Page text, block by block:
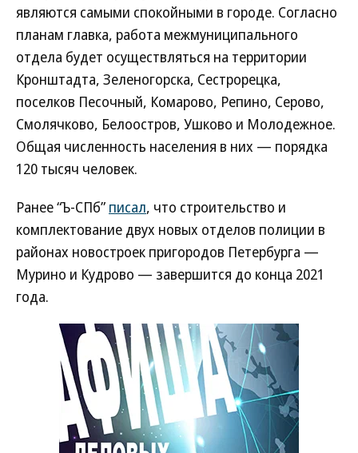
являются самыми спокойными в городе. Согласно
планам главка, работа межмуниципального
отдела будет осуществляться на территории
Кронштадта, Зеленогорска, Сестрорецка,
поселков Песочный, Комарово, Репино, Серово,
Смолячково, Белоостров, Ушково и Молодежное.
Общая численность населения в них — порядка
120 тысяч человек.
Ранее “Ъ-СПб” писал, что строительство и
комплектование двух новых отделов полиции в
районах новостроек пригородов Петербурга —
Мурино и Кудрово — завершится до конца 2021
года.